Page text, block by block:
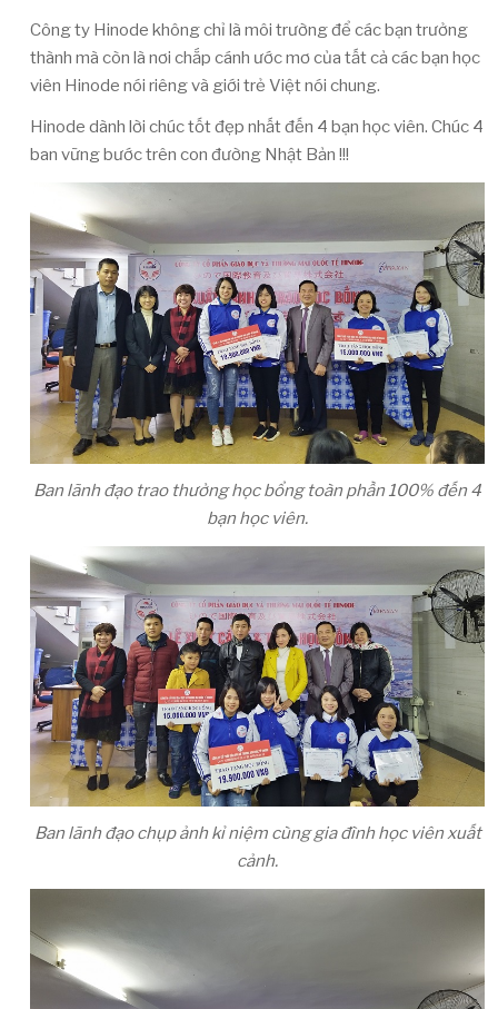
Công ty Hinode không chỉ là môi trường để các bạn trưởng
thành mà còn là nơi chắp cánh ước mơ của tất cả các bạn học
viên Hinode nói riêng và giới trẻ Việt nói chung.
Hinode dành lời chúc tốt đẹp nhất đến 4 bạn học viên. Chúc 4
ban vững bước trên con đường Nhật Bản !!!
Ban lãnh đạo trao thưởng học bổng toàn phần 100% đến 4
bạn học viên.
Ban lãnh đạo chụp ảnh kỉ niệm cùng gia đình học viên xuất
cảnh.